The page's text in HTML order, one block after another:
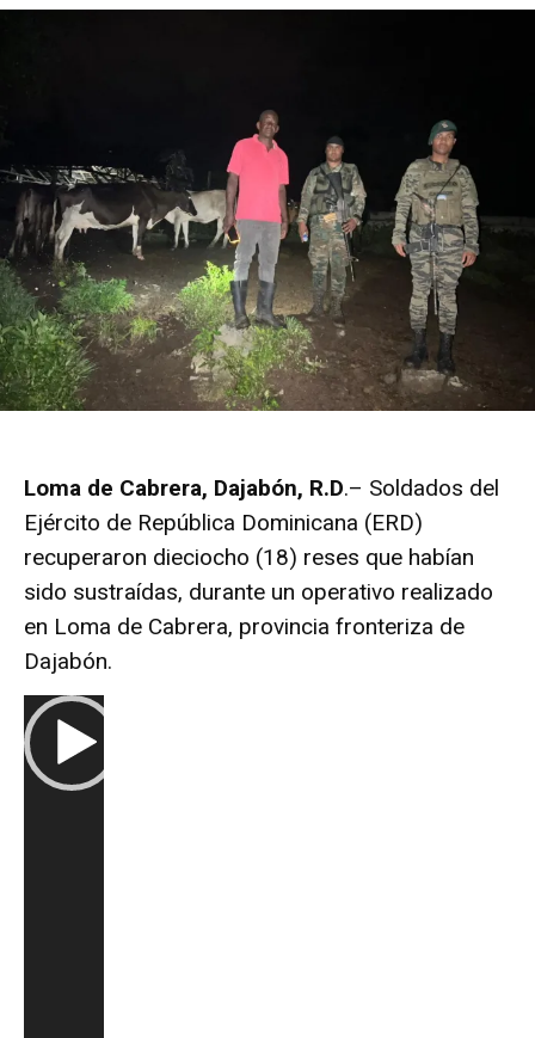
Loma de Cabrera, Dajabón, R.D.– Soldados del
Ejército de República Dominicana (ERD)
recuperaron dieciocho (18) reses que habían
sido sustraídas, durante un operativo realizado
en Loma de Cabrera, provincia fronteriza de
Dajabón.
R
e
p